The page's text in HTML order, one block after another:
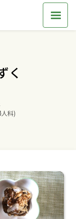
く
科)